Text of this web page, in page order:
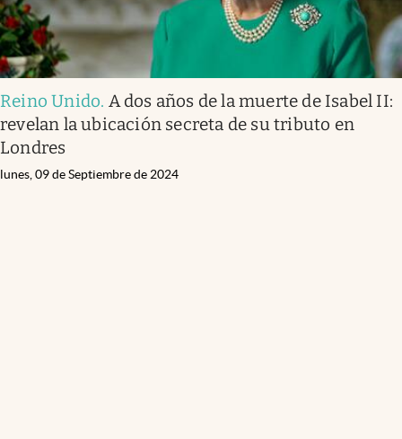
Reino Unido. A dos años de la muerte de Isabel II:
revelan la ubicación secreta de su tributo en
Londres
lunes, 09 de Septiembre de 2024